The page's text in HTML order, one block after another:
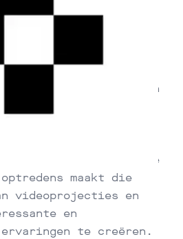
is een visuele media
Met haar werk
dialogen die
het combineren van
media, bij het
en door
en technologie. Ze
waarmee ze
maakt die
videoprojecties en
en
ervaringen te creëren.